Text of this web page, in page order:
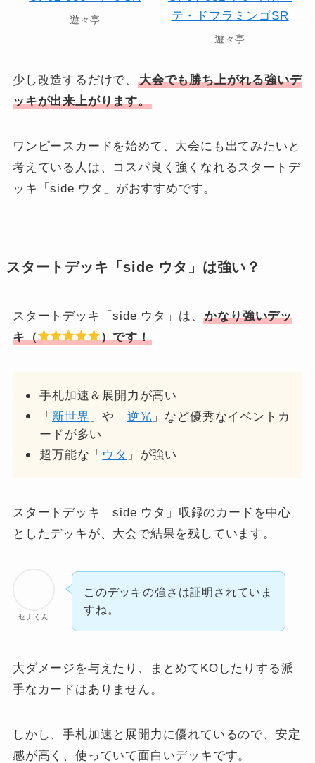
遊々亭
遊々亭
少し改造するだけで、
大会でも勝ち上がれる強いデ
ッキが出来上がります。
ワンピースカードを始めて、大会にも出てみたいと
考えている人は、コスパ良く強くなれるスタートデ
ッキ「side ウタ」がおすすめです。
スタートデッキ「side ウタ」は強い？
スタートデッキ「side ウタ」は、かなり強いデッ
キ（
）です！
手札加速＆展開力が高い
「 新世界 」や「 逆光 」など優秀なイベントカ
ードが多い
超万能な「 ウタ 」が強い
スタートデッキ「side ウタ」収録のカードを中心
としたデッキが、大会で結果を残しています。
セナくん
このデッキの強さは証明されていま
すね。
大ダメージを与えたり、まとめてKOしたりする派
手なカードはありません。
しかし、手札加速と展開力に優れているので、安定
感が高く、使っていて面白いデッキです。